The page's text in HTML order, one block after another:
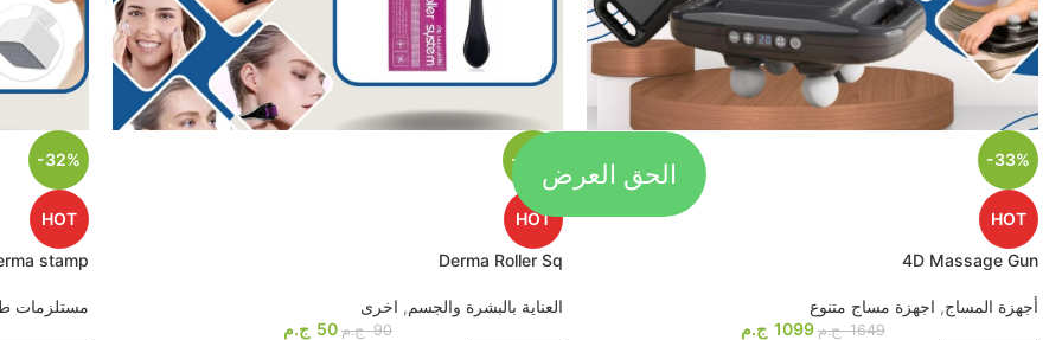
-33%
HOT
4D Massage Gun
أجهزة المساج, اجهزة مساج متنوع
1649 ج.م 1099 ج.م
-44%
HOT
Derma Roller Sq
العناية بالبشرة والجسم, اخرى
90 ج.م 50 ج.م
-32%
HOT
stamp
مستلزمات